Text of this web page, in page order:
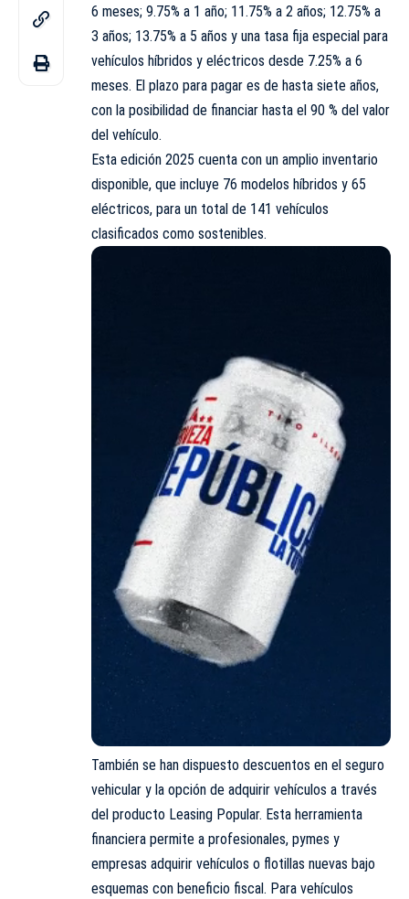
6 meses; 9.75% a 1 año; 11.75% a 2 años; 12.75% a
3 años; 13.75% a 5 años y una tasa fija especial para
vehículos híbridos y eléctricos desde 7.25% a 6
meses. El plazo para pagar es de hasta siete años,
con la posibilidad de financiar hasta el 90 % del valor
del vehículo.
Esta edición 2025 cuenta con un amplio inventario
disponible, que incluye 76 modelos híbridos y 65
eléctricos, para un total de 141 vehículos
clasificados como sostenibles.
También se han dispuesto descuentos en el seguro
vehicular y la opción de adquirir vehículos a través
del producto Leasing Popular. Esta herramienta
financiera permite a profesionales, pymes y
empresas adquirir vehículos o flotillas nuevas bajo
esquemas con beneficio fiscal. Para vehículos